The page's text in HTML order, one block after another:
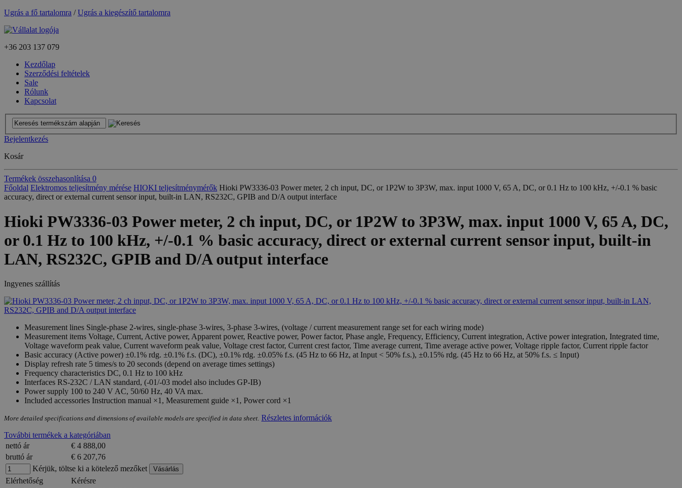
Ugrás a fő tartalomra /Ugrás a kiegészítő tartalomra
+36 203 137 079
Kezdőlap
Szerződési feltételek
Sale
Rólunk
Kapcsolat
Bejelentkezés
Kosár
Termékek összehasonlítása 0
Főoldal Elektromos teljesítmény mérése HIOKI teljesítménymérők Hioki PW3336-03 Power meter, 2 ch input, DC, or 1P2W to 3P3W, max. input 1000 V, 65 A, DC, or 0.1 Hz to 100 kHz, +/-0.1 % basic
accuracy, direct or external current sensor input, built-in LAN, RS232C, GPIB and D/A output interface
Hioki PW3336-03 Power meter, 2 ch input, DC, or 1P2W to 3P3W, max. input 1000 V, 65 A, DC,
or 0.1 Hz to 100 kHz, +/-0.1 % basic accuracy, direct or external current sensor input, built-in
LAN, RS232C, GPIB and D/A output interface
Ingyenes szállítás
Measurement lines Single-phase 2-wires, single-phase 3-wires, 3-phase 3-wires, (voltage / current measurement range set for each wiring mode)
Measurement items Voltage, Current, Active power, Apparent power, Reactive power, Power factor, Phase angle, Frequency, Efficiency, Current integration, Active power integration, Integrated time,
Voltage waveform peak value, Current waveform peak value, Voltage crest factor, Current crest factor, Time average current, Time average active power, Voltage ripple factor, Current ripple factor
Basic accuracy (Active power) ±0.1% rdg. ±0.1% f.s. (DC), ±0.1% rdg. ±0.05% f.s. (45 Hz to 66 Hz, at Input < 50% f.s.), ±0.15% rdg. (45 Hz to 66 Hz, at 50% f.s. ≤ Input)
Display refresh rate 5 times/s to 20 seconds (depend on average times settings)
Frequency characteristics DC, 0.1 Hz to 100 kHz
Interfaces RS-232C / LAN standard, (-01/-03 model also includes GP-IB)
Power supply 100 to 240 V AC, 50/60 Hz, 40 VA max.
Included accessories Instruction manual ×1, Measurement guide ×1, Power cord ×1
More detailed specifications and dimensions of available models are specified in data sheet. Részletes információk
További termékek a kategóriában
nettó ár
€ 4 888,00
bruttó ár
€ 6 207,76
Kérjük, töltse ki a kötelező mezőket
Elérhetőség
Kérésre